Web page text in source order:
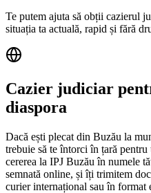
Te putem ajuta să obții cazierul
situația ta actuală, rapid și fără
Cazier judiciar
diaspora
Dacă ești plecat din Buzău la
trebuie să te întorci în țară
cererea la IPJ Buzău în numele
semnată online, și îți trimitem
curier internațional sau în format